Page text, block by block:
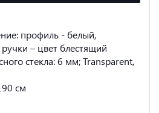
профиль - белый,
– цвет блестящий
стекла: 6 мм; Transparent,
см